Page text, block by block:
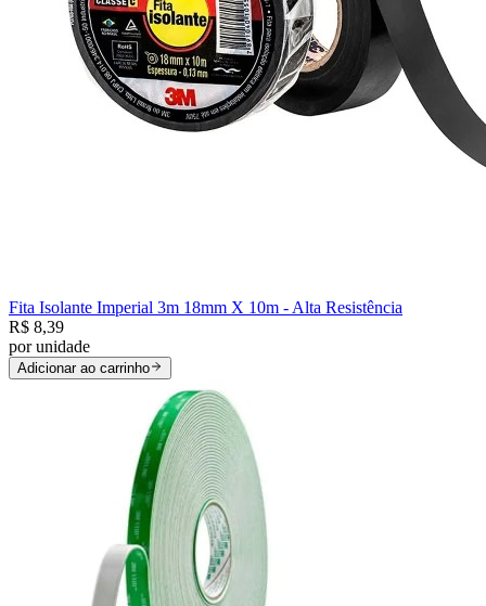
Fita Isolante Imperial 3m 18mm X 10m - Alta Resistência
R$ 8,39
porunidade
Adicionar ao carrinho